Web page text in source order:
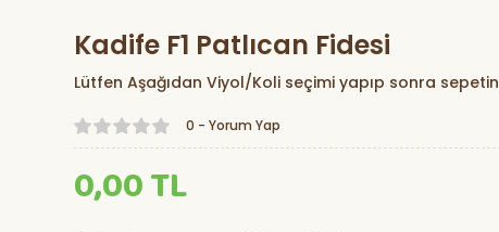
Kadife F1 Patlıcan Fidesi
Lütfen Aşağıdan Viyol/Koli seçimi yapıp sonra
0 - Yorum Yap
0,00 TL